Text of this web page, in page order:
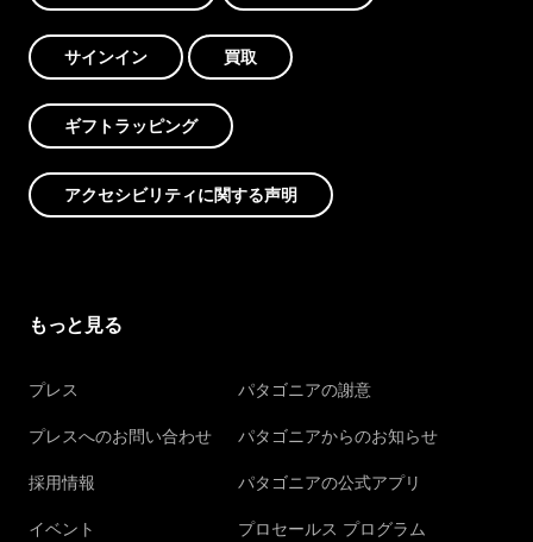
サインイン 買取
ギフトラッピング
アクセシビリティに関する声明
もっと見る
プレス
プレスへのお問い合わせ
採用情報
イベント
パタゴニアの謝意
パタゴニアからのお知らせ
パタゴニアの公式アプリ
プロセールス プログラム